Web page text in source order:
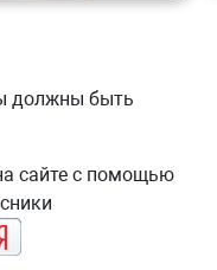
должны быть
сайте с помощью